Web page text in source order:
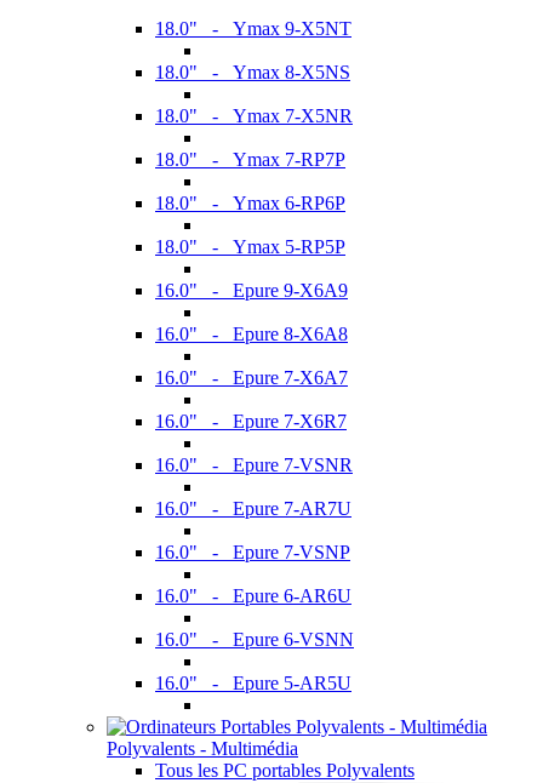
18.0" - Ymax 9-X5NT
18.0" - Ymax 8-X5NS
18.0" - Ymax 7-X5NR
18.0" - Ymax 7-RP7P
18.0" - Ymax 6-RP6P
18.0" - Ymax 5-RP5P
16.0" - Epure 9-X6A9
16.0" - Epure 8-X6A8
16.0" - Epure 7-X6A7
16.0" - Epure 7-X6R7
16.0" - Epure 7-VSNR
16.0" - Epure 7-AR7U
16.0" - Epure 7-VSNP
16.0" - Epure 6-AR6U
16.0" - Epure 6-VSNN
16.0" - Epure 5-AR5U
Polyvalents - Multimédia
Tous les PC portables Polyvalents